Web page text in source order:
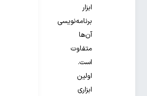
ابزار
برنامه‌نویسی
آن‌ها
متفاوت
است.
اولین
ابزاری